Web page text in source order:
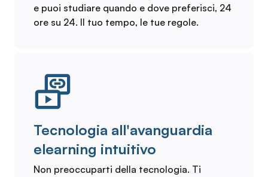
e puoi studiare quando e dove preferisci, 24
ore su 24. Il tuo tempo, le tue regole.
Tecnologia all'avanguardia
elearning intuitivo
Non preoccuparti della tecnologia. Ti